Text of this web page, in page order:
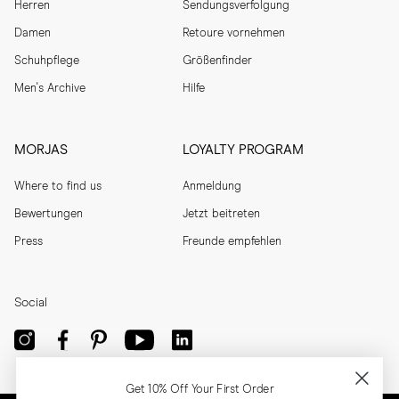
Herren
Damen
Schuhpflege
Men's Archive
Sendungsverfolgung
Retoure vornehmen
Größenfinder
Hilfe
MORJAS
Where to find us
Bewertungen
Press
LOYALTY PROGRAM
Anmeldung
Jetzt beitreten
Freunde empfehlen
Social
Get 10% Off Your First Order